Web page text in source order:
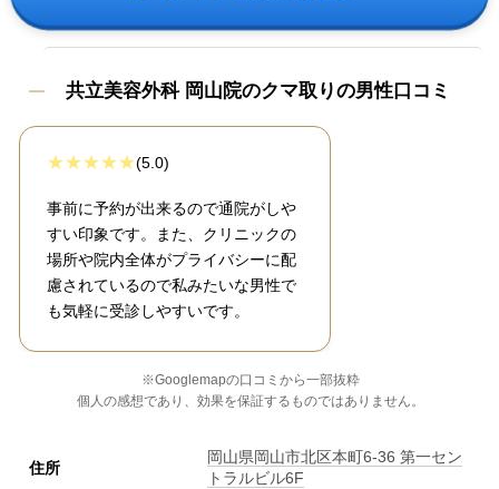
共立美容外科 岡山院のクマ取りの男性口コミ
(5.0)
事前に予約が出来るので通院がしや
すい印象です。また、クリニックの
場所や院内全体がプライバシーに配
慮されているので私みたいな男性で
も気軽に受診しやすいです。
※Googlemapの口コミから一部抜粋
個人の感想であり、効果を保証するものではありません。
住所
岡山県岡山市北区本町6-36 第一セン
トラルビル6F